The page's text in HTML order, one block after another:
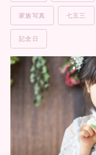
BLOG
ブログ
INFORMATION
ご案内
MAIL
お問い合わせ
LINE
お問い合わせ
家族写真 七五三
記念日